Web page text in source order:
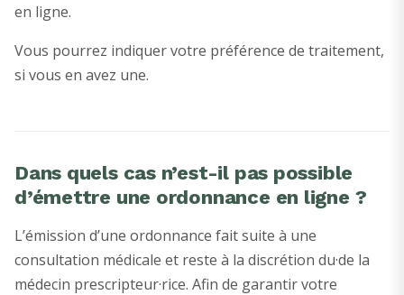
en ligne.
Vous pourrez indiquer votre préférence de traitement,
si vous en avez une.
Dans quels cas n’est-il pas possible
d’émettre une ordonnance en ligne ?
L’émission d’une ordonnance fait suite à une
consultation médicale et reste à la discrétion du·de la
médecin prescripteur·rice. Afin de garantir votre